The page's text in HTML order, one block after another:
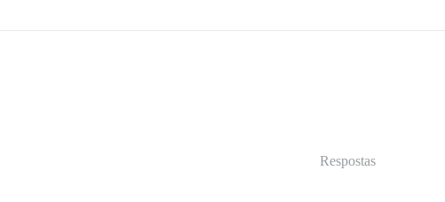
Respostas